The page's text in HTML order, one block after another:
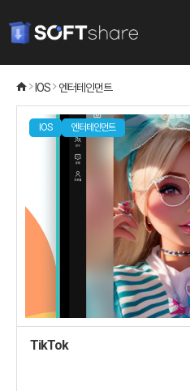
IOS 엔터테인먼트
IOS 엔터테인먼트
TikTok